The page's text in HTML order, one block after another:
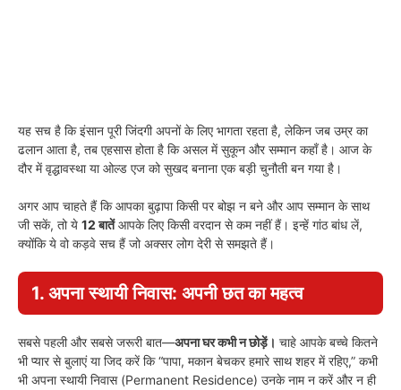
यह सच है कि इंसान पूरी जिंदगी अपनों के लिए भागता रहता है, लेकिन जब उम्र का
ढलान आता है, तब एहसास होता है कि असल में सुकून और सम्मान कहाँ है। आज के
दौर में वृद्धावस्था या ओल्ड एज को सुखद बनाना एक बड़ी चुनौती बन गया है।
अगर आप चाहते हैं कि आपका बुढ़ापा किसी पर बोझ न बने और आप सम्मान के साथ
जी सकें, तो ये 12 बातेंआपके लिए किसी वरदान से कम नहीं हैं। इन्हें गांठ बांध लें,
क्योंकि ये वो कड़वे सच हैं जो अक्सर लोग देरी से समझते हैं।
1. अपना स्थायी निवास: अपनी छत का महत्व
सबसे पहली और सबसे जरूरी बात—अपना घर कभी न छोड़ें। चाहे आपके बच्चे कितने
भी प्यार से बुलाएं या जिद करें कि “पापा, मकान बेचकर हमारे साथ शहर में रहिए,” कभी
भी अपना स्थायी निवास (Permanent Residence) उनके नाम न करें और न ही